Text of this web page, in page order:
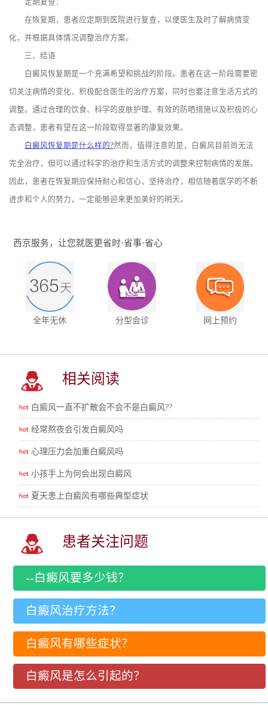
定期复查：
在恢复期，患者应定期到医院进行复查，以便医生及时了解病情变
化，并根据具体情况调整治疗方案。
三、结语
白癜风恢复期是一个充满希望和挑战的阶段。患者在这一阶段需要密
切关注病情的变化，积极配合医生的治疗方案，同时也要注意生活方式的
调整。通过合理的饮食、科学的皮肤护理、有效的防晒措施以及积极的心
态调整，患者有望在这一阶段取得显著的康复效果。
白癜风恢复期是什么样的?然而，值得注意的是，白癜风目前尚无法
完全治疗，但可以通过科学的治疗和生活方式的调整来控制病情的发展。
因此，患者在恢复期应保持耐心和信心，坚持治疗，相信随着医学的不断
进步和个人的努力，一定能够迎来更加美好的明天。
西京服务，让您就医更省时·省事·省心
全年无休 分型会诊 网上预约
相关阅读
白癜风一直不扩散会不会不是白癜风??
经常熬夜会引发白癜风吗
心理压力会加重白癜风吗
小孩手上为何会出现白癜风
夏天患上白癜风有哪些典型症状
患者关注问题
--白癜风要多少钱？
白癜风治疗方法？
白癜风有哪些症状？
白癜风是怎么引起的？